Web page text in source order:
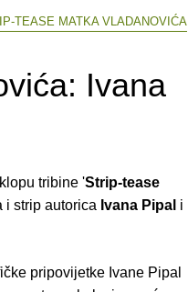
TEASE MATKA VLADANOVIĆA
Ivana
tribine 'Strip-tease
i strip autorica Ivana Pipal i
pripovijetke Ivane Pipal